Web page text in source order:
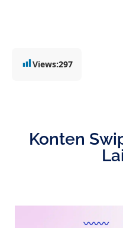
Views:297
Konten